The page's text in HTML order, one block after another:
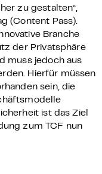
zu gestalten“,
(Content Pass).
Branche
der Privatsphäre
muss jedoch aus
Hierfür müssen
sein, die
ist das Ziel
zum TCF nun